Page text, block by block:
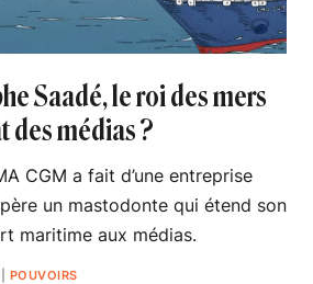
Saadé, le roi des mers
des médias ?
CGM a fait d’une entreprise
un mastodonte qui étend son
maritime aux médias.
|POUVOIRS